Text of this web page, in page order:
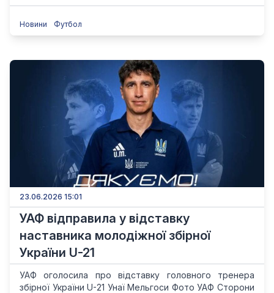
Новини Футбол
23.06.2026 15:01
УАФ відправила у відставку
наставника молодіжної збірної
України U-21
УАФ оголосила про відставку головного тренера
збірної України U-21 Унаї Мельгоси Фото УАФ Сторони